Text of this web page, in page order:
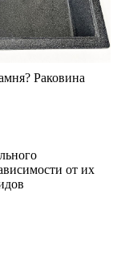
Раковина
от их